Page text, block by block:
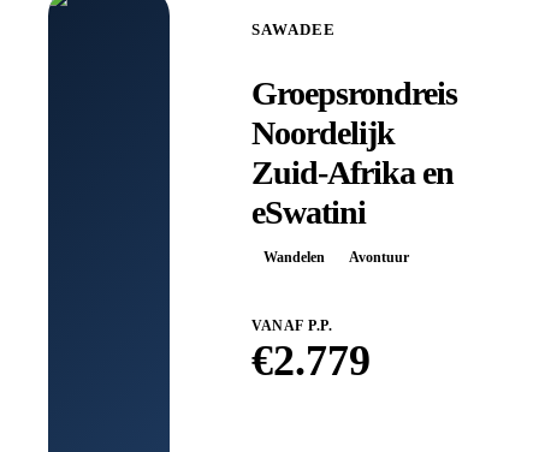
SAWADEE
Groepsrondreis
Noordelijk
Zuid-Afrika en
eSwatini
Wandelen Avontuur
VANAF P.P.
€2.779